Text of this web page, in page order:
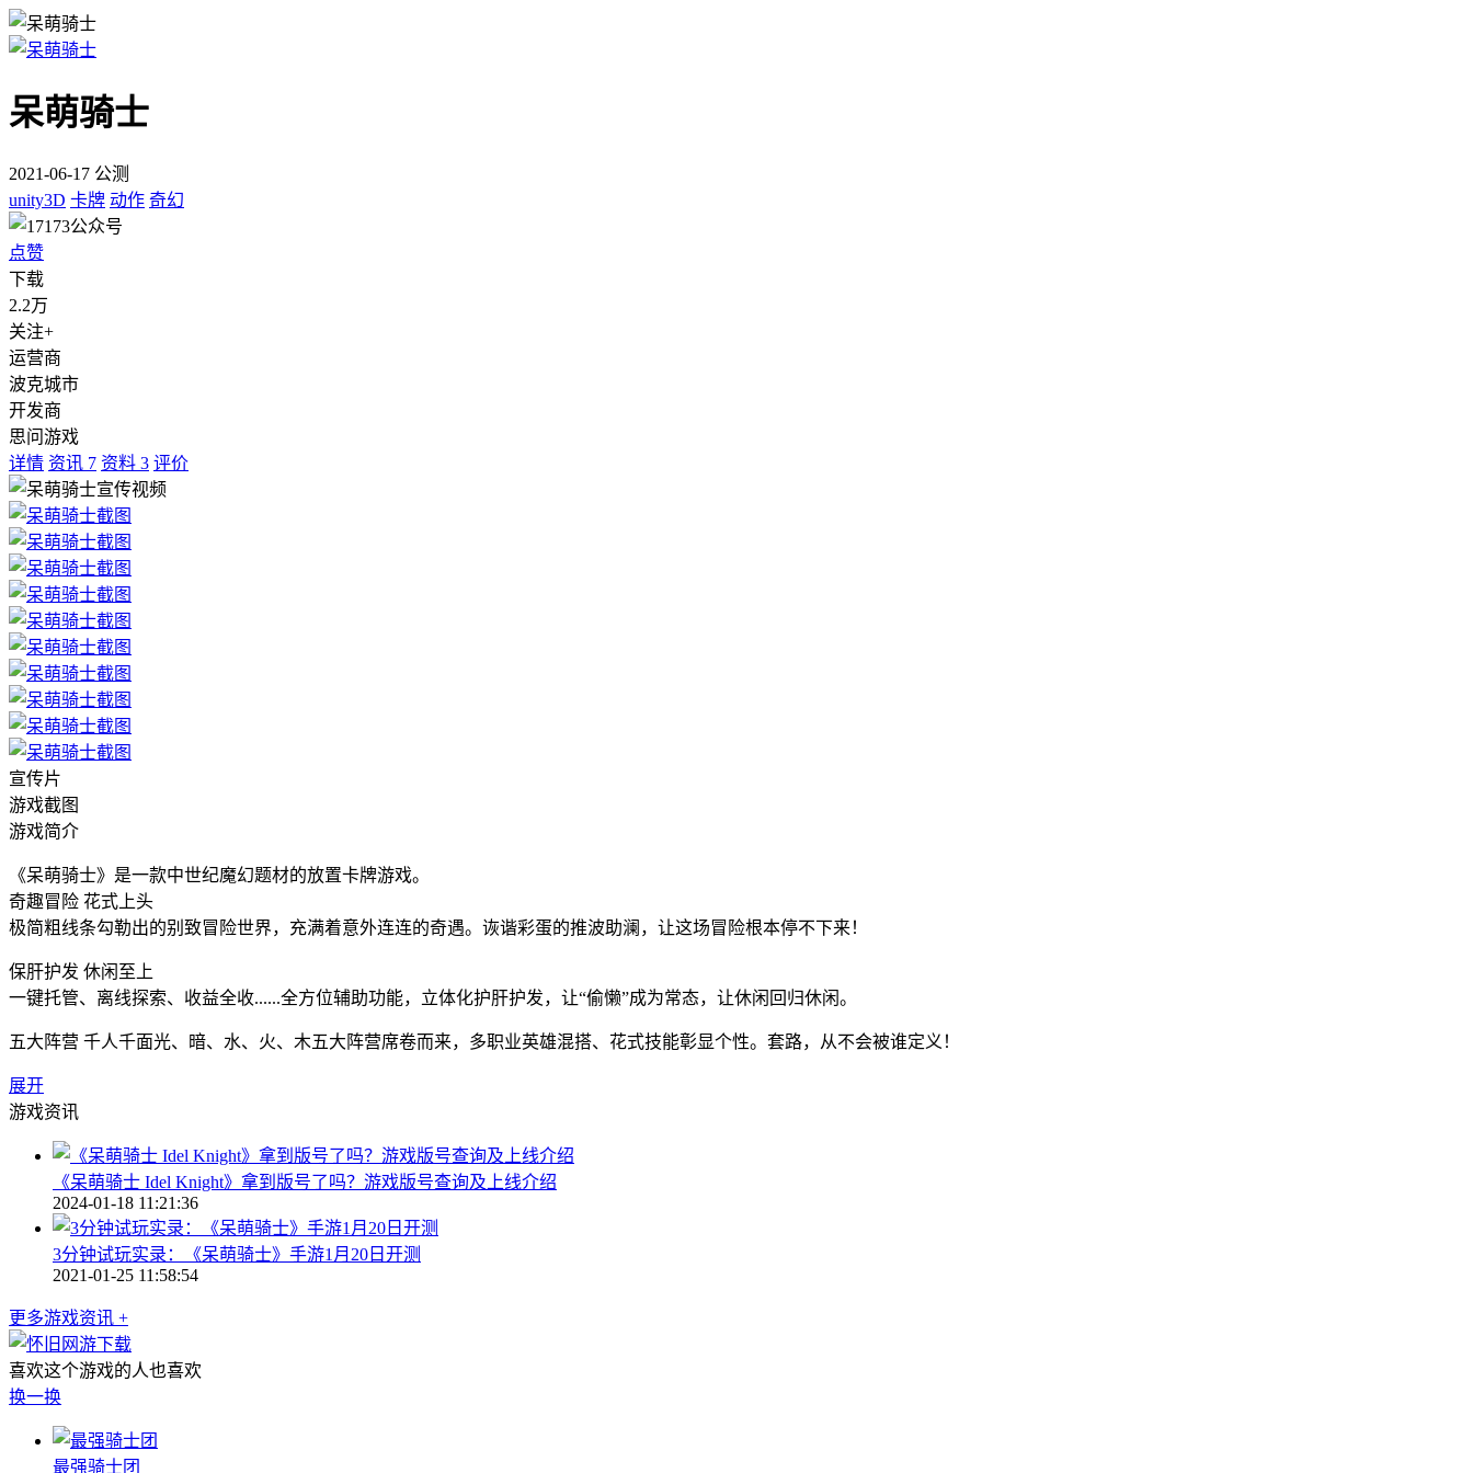
呆萌骑士
2021-06-17 公测
unity3D 卡牌 动作 奇幻
点赞
下载
2.2万
关注+
运营商
波克城市
开发商
思问游戏
详情 资讯 7 资料 3 评价
宣传片
游戏截图
游戏简介
《呆萌骑士》是一款中世纪魔幻题材的放置卡牌游戏。
奇趣冒险 花式上头
极简粗线条勾勒出的别致冒险世界，充满着意外连连的奇遇。诙谐彩蛋的推波助澜，让这场冒险根本停不下来！
保肝护发 休闲至上
一键托管、离线探索、收益全收......全方位辅助功能，立体化护肝护发，让“偷懒”成为常态，让休闲回归休闲。
五大阵营 千人千面光、暗、水、火、木五大阵营席卷而来，多职业英雄混搭、花式技能彰显个性。套路，从不会被谁定义！
展开
游戏资讯
《呆萌骑士 Idel Knight》拿到版号了吗？游戏版号查询及上线介绍
2024-01-18 11:21:36
3分钟试玩实录：《呆萌骑士》手游1月20日开测
2021-01-25 11:58:54
更多游戏资讯 +
喜欢这个游戏的人也喜欢
换一换
最强骑士团